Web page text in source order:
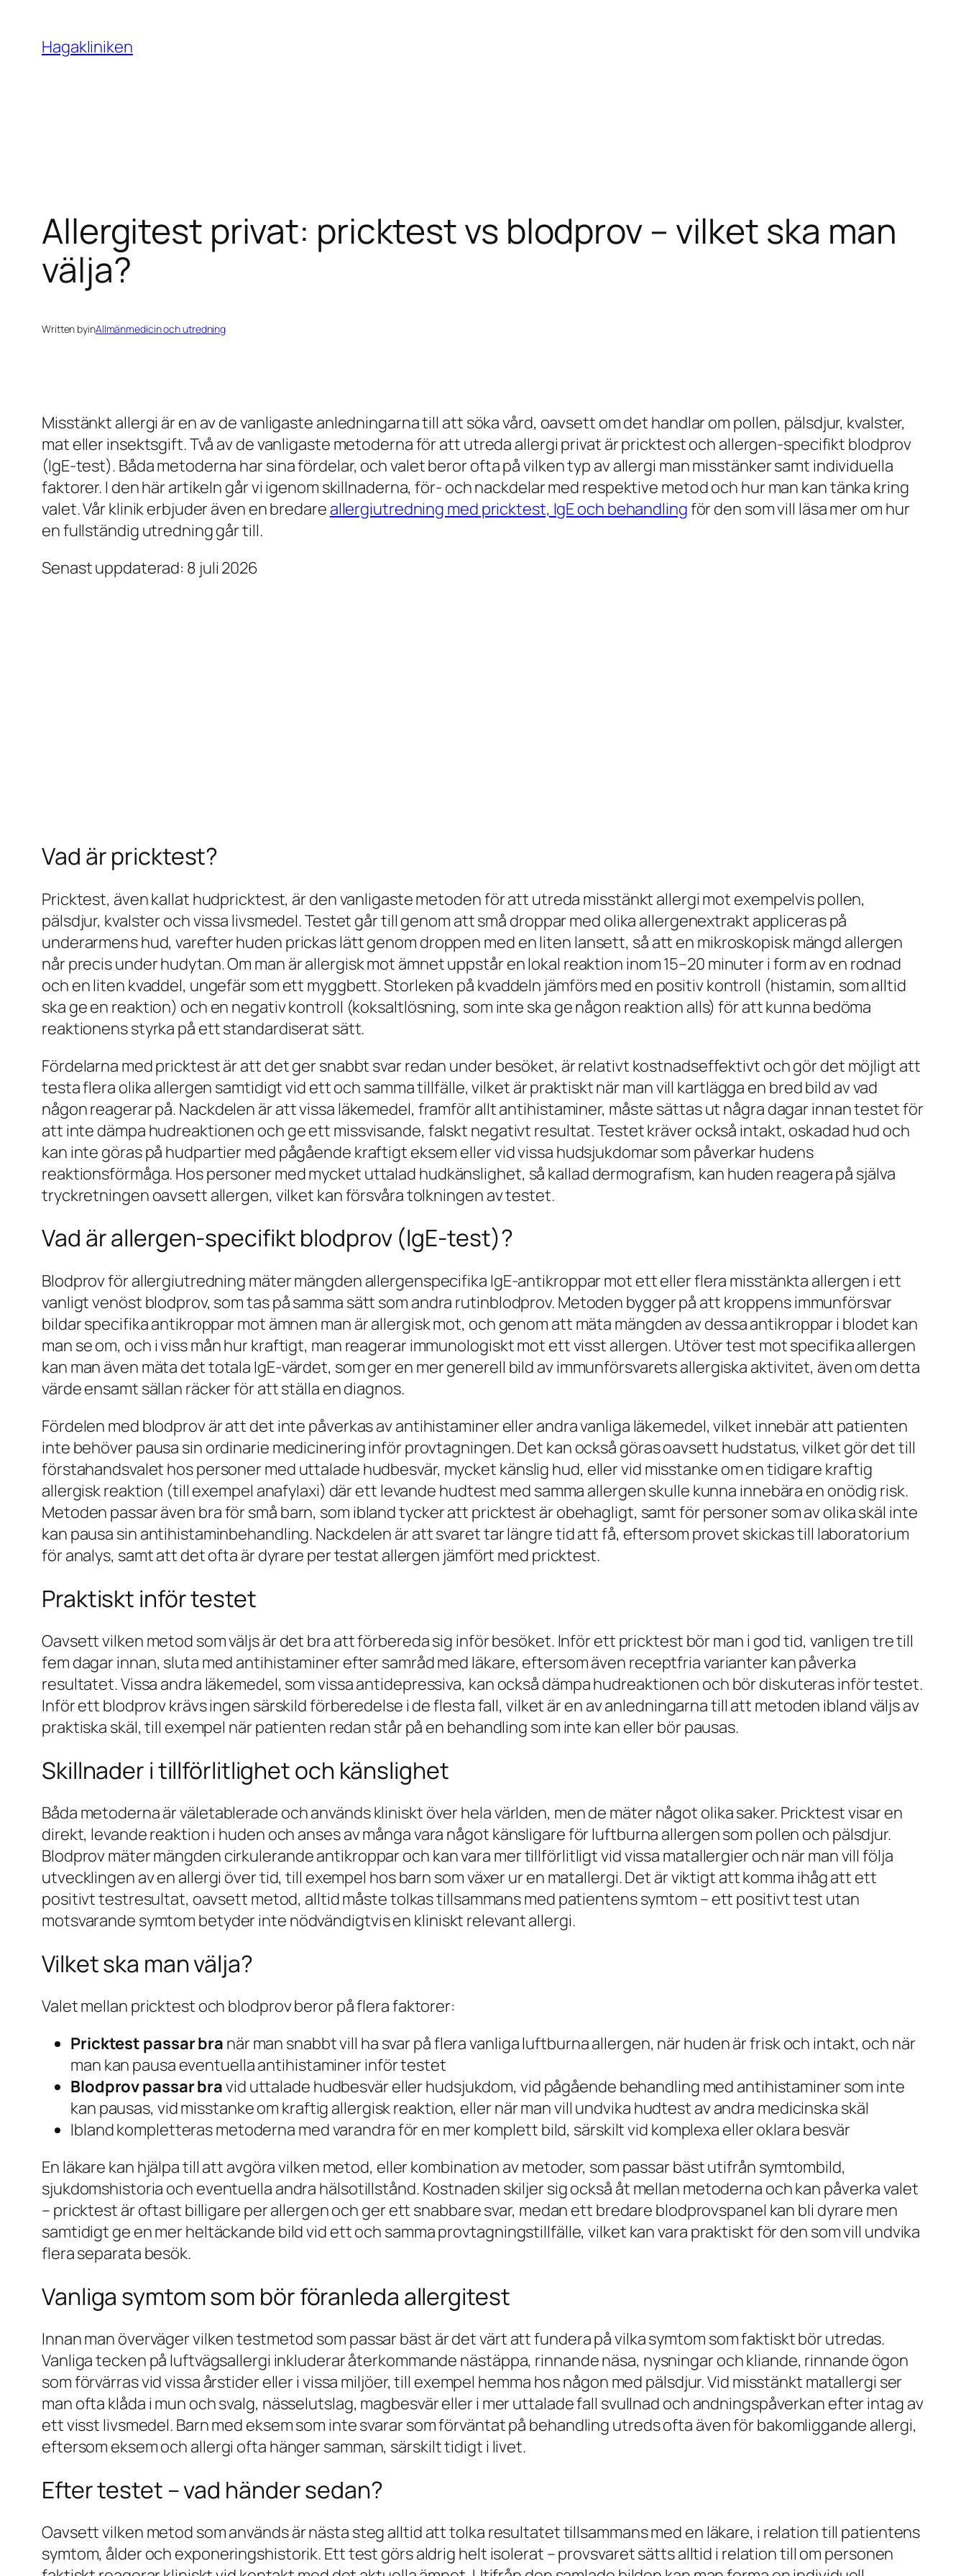
content
Hagakliniken
Allergitest privat: pricktest vs blodprov – vilket ska man
välja?
Written byinAllmänmedicin och utredning
Misstänkt allergi är en av de vanligaste anledningarna till att söka vård, oavsett om det handlar om pollen, pälsdjur, kvalster,
mat eller insektsgift. Två av de vanligaste metoderna för att utreda allergi privat är pricktest och allergen-specifikt blodprov
(IgE-test). Båda metoderna har sina fördelar, och valet beror ofta på vilken typ av allergi man misstänker samt individuella
faktorer. I den här artikeln går vi igenom skillnaderna, för- och nackdelar med respektive metod och hur man kan tänka kring
valet. Vår klinik erbjuder även en bredare allergiutredning med pricktest, IgE och behandlingför den som vill läsa mer om hur
en fullständig utredning går till.
Senast uppdaterad: 8 juli 2026
Vad är pricktest?
Pricktest, även kallat hudpricktest, är den vanligaste metoden för att utreda misstänkt allergi mot exempelvis pollen,
pälsdjur, kvalster och vissa livsmedel. Testet går till genom att små droppar med olika allergenextrakt appliceras på
underarmens hud, varefter huden prickas lätt genom droppen med en liten lansett, så att en mikroskopisk mängd allergen
når precis under hudytan. Om man är allergisk mot ämnet uppstår en lokal reaktion inom 15–20 minuter i form av en rodnad
och en liten kvaddel, ungefär som ett myggbett. Storleken på kvaddeln jämförs med en positiv kontroll (histamin, som alltid
ska ge en reaktion) och en negativ kontroll (koksaltlösning, som inte ska ge någon reaktion alls) för att kunna bedöma
reaktionens styrka på ett standardiserat sätt.
Fördelarna med pricktest är att det ger snabbt svar redan under besöket, är relativt kostnadseffektivt och gör det möjligt att
testa flera olika allergen samtidigt vid ett och samma tillfälle, vilket är praktiskt när man vill kartlägga en bred bild av vad
någon reagerar på. Nackdelen är att vissa läkemedel, framför allt antihistaminer, måste sättas ut några dagar innan testet för
att inte dämpa hudreaktionen och ge ett missvisande, falskt negativt resultat. Testet kräver också intakt, oskadad hud och
kan inte göras på hudpartier med pågående kraftigt eksem eller vid vissa hudsjukdomar som påverkar hudens
reaktionsförmåga. Hos personer med mycket uttalad hudkänslighet, så kallad dermografism, kan huden reagera på själva
tryckretningen oavsett allergen, vilket kan försvåra tolkningen av testet.
Vad är allergen-specifikt blodprov (IgE-test)?
Blodprov för allergiutredning mäter mängden allergenspecifika IgE-antikroppar mot ett eller flera misstänkta allergen i ett
vanligt venöst blodprov, som tas på samma sätt som andra rutinblodprov. Metoden bygger på att kroppens immunförsvar
bildar specifika antikroppar mot ämnen man är allergisk mot, och genom att mäta mängden av dessa antikroppar i blodet kan
man se om, och i viss mån hur kraftigt, man reagerar immunologiskt mot ett visst allergen. Utöver test mot specifika allergen
kan man även mäta det totala IgE-värdet, som ger en mer generell bild av immunförsvarets allergiska aktivitet, även om detta
värde ensamt sällan räcker för att ställa en diagnos.
Fördelen med blodprov är att det inte påverkas av antihistaminer eller andra vanliga läkemedel, vilket innebär att patienten
inte behöver pausa sin ordinarie medicinering inför provtagningen. Det kan också göras oavsett hudstatus, vilket gör det till
förstahandsvalet hos personer med uttalade hudbesvär, mycket känslig hud, eller vid misstanke om en tidigare kraftig
allergisk reaktion (till exempel anafylaxi) där ett levande hudtest med samma allergen skulle kunna innebära en onödig risk.
Metoden passar även bra för små barn, som ibland tycker att pricktest är obehagligt, samt för personer som av olika skäl inte
kan pausa sin antihistaminbehandling. Nackdelen är att svaret tar längre tid att få, eftersom provet skickas till laboratorium
för analys, samt att det ofta är dyrare per testat allergen jämfört med pricktest.
Praktiskt inför testet
Oavsett vilken metod som väljs är det bra att förbereda sig inför besöket. Inför ett pricktest bör man i god tid, vanligen tre till
fem dagar innan, sluta med antihistaminer efter samråd med läkare, eftersom även receptfria varianter kan påverka
resultatet. Vissa andra läkemedel, som vissa antidepressiva, kan också dämpa hudreaktionen och bör diskuteras inför testet.
Inför ett blodprov krävs ingen särskild förberedelse i de flesta fall, vilket är en av anledningarna till att metoden ibland väljs av
praktiska skäl, till exempel när patienten redan står på en behandling som inte kan eller bör pausas.
Skillnader i tillförlitlighet och känslighet
Båda metoderna är väletablerade och används kliniskt över hela världen, men de mäter något olika saker. Pricktest visar en
direkt, levande reaktion i huden och anses av många vara något känsligare för luftburna allergen som pollen och pälsdjur.
Blodprov mäter mängden cirkulerande antikroppar och kan vara mer tillförlitligt vid vissa matallergier och när man vill följa
utvecklingen av en allergi över tid, till exempel hos barn som växer ur en matallergi. Det är viktigt att komma ihåg att ett
positivt testresultat, oavsett metod, alltid måste tolkas tillsammans med patientens symtom – ett positivt test utan
motsvarande symtom betyder inte nödvändigtvis en kliniskt relevant allergi.
Vilket ska man välja?
Valet mellan pricktest och blodprov beror på flera faktorer:
Pricktest passar bra när man snabbt vill ha svar på flera vanliga luftburna allergen, när huden är frisk och intakt, och när
man kan pausa eventuella antihistaminer inför testet
Blodprov passar bravid uttalade hudbesvär eller hudsjukdom, vid pågående behandling med antihistaminer som inte
kan pausas, vid misstanke om kraftig allergisk reaktion, eller när man vill undvika hudtest av andra medicinska skäl
Ibland kompletteras metoderna med varandra för en mer komplett bild, särskilt vid komplexa eller oklara besvär
En läkare kan hjälpa till att avgöra vilken metod, eller kombination av metoder, som passar bäst utifrån symtombild,
sjukdomshistoria och eventuella andra hälsotillstånd. Kostnaden skiljer sig också åt mellan metoderna och kan påverka valet
– pricktest är oftast billigare per allergen och ger ett snabbare svar, medan ett bredare blodprovspanel kan bli dyrare men
samtidigt ge en mer heltäckande bild vid ett och samma provtagningstillfälle, vilket kan vara praktiskt för den som vill undvika
flera separata besök.
Vanliga symtom som bör föranleda allergitest
Innan man överväger vilken testmetod som passar bäst är det värt att fundera på vilka symtom som faktiskt bör utredas.
Vanliga tecken på luftvägsallergi inkluderar återkommande nästäppa, rinnande näsa, nysningar och kliande, rinnande ögon
som förvärras vid vissa årstider eller i vissa miljöer, till exempel hemma hos någon med pälsdjur. Vid misstänkt matallergi ser
man ofta klåda i mun och svalg, nässelutslag, magbesvär eller i mer uttalade fall svullnad och andningspåverkan efter intag av
ett visst livsmedel. Barn med eksem som inte svarar som förväntat på behandling utreds ofta även för bakomliggande allergi,
eftersom eksem och allergi ofta hänger samman, särskilt tidigt i livet.
Efter testet – vad händer sedan?
Oavsett vilken metod som används är nästa steg alltid att tolka resultatet tillsammans med en läkare, i relation till patientens
symtom, ålder och exponeringshistorik. Ett test görs aldrig helt isolerat – provsvaret sätts alltid i relation till om personen